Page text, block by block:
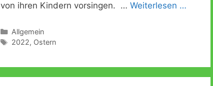
von ihren Kindern vorsingen. … Weiterlesen …
Kategorien
Allgemein
Schlagwörter
2022, Ostern